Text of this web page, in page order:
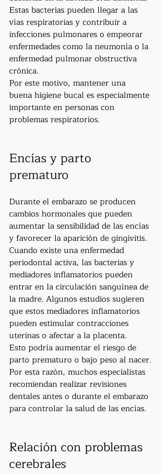
Estas bacterias pueden llegar a las
vías respiratorias y contribuir a
infecciones pulmonares o empeorar
enfermedades como la neumonía o la
enfermedad pulmonar obstructiva
crónica.
Por este motivo, mantener una
buena higiene bucal es especialmente
importante en personas con
problemas respiratorios.
Encías y parto
prematuro
Durante el embarazo se producen
cambios hormonales que pueden
aumentar la sensibilidad de las encías
y favorecer la aparición de gingivitis.
Cuando existe una enfermedad
periodontal activa, las bacterias y
mediadores inflamatorios pueden
entrar en la circulación sanguínea de
la madre. Algunos estudios sugieren
que estos mediadores inflamatorios
pueden estimular contracciones
uterinas o afectar a la placenta.
Esto podría aumentar el riesgo de
parto prematuro o bajo peso al nacer.
Por esta razón, muchos especialistas
recomiendan realizar revisiones
dentales antes o durante el embarazo
para controlar la salud de las encías.
Relación con problemas
cerebrales